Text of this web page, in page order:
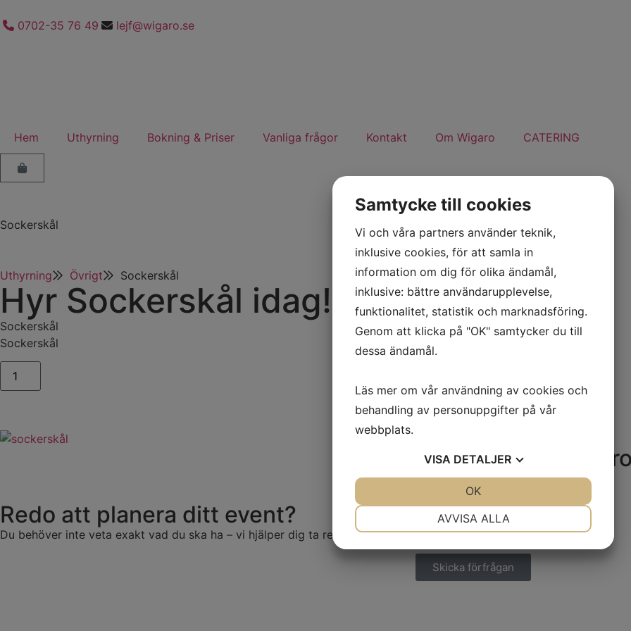
0702-35 76 49 lejf@wigaro.se
Hem Uthyrning Bokning & Priser Vanliga frågor Kontakt Om Wigaro CATERING
Sockerskål
Uthyrning Övrigt Sockerskål
Hyr Sockerskål idag!
Sockerskål
Sockerskål
Fler liknande
Redo att planera ditt event?
Du behöver inte veta exakt vad du ska ha – vi hjälper dig ta reda på det.
Skicka förfrågan
Samtycke till cookies
Vi och våra partners använder teknik,
inklusive cookies, för att samla in
information om dig för olika ändamål,
inklusive: bättre användarupplevelse,
funktionalitet, statistik och marknadsföring.
Genom att klicka på "OK" samtycker du till
dessa ändamål.
Läs mer om vår användning av cookies och
behandling av personuppgifter på vår
webbplats.
VISA DETALJER
MARKNADSFÖRING
AVVISA ALLA
OK